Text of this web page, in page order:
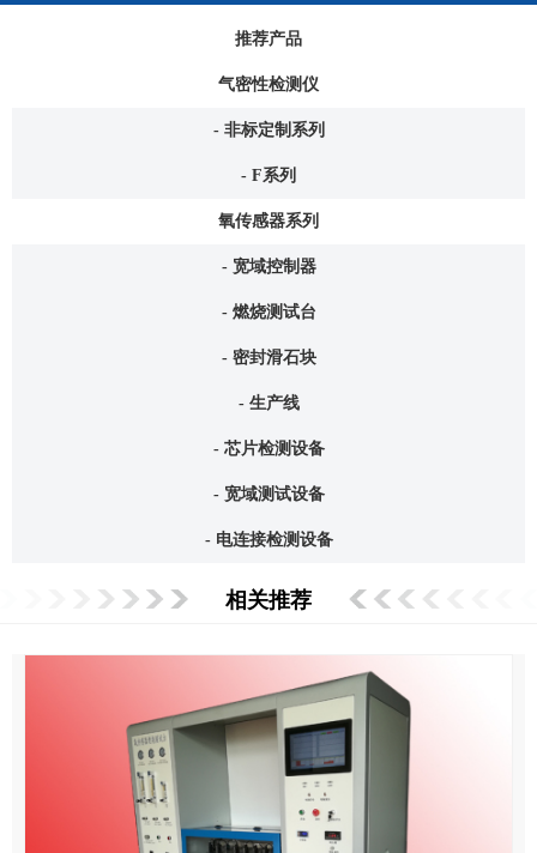
推荐产品
气密性检测仪
- 非标定制系列
- F系列
氧传感器系列
- 宽域控制器
- 燃烧测试台
- 密封滑石块
- 生产线
- 芯片检测设备
- 宽域测试设备
- 电连接检测设备
相关推荐